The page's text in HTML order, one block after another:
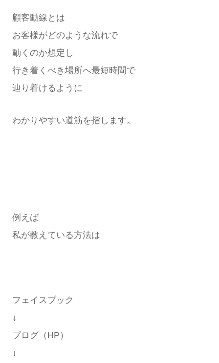
顧客動線とは
お客様がどのような流れで
動くのか想定し
行き着くべき場所へ最短時間で
辿り着けるように
わかりやすい道筋を指します。
例えば
私が教えている方法は
フェイスブック
↓
ブログ（HP）
↓